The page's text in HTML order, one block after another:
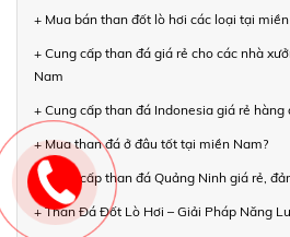
+ Mua bán than đốt lò hơi các loại tại
+ Cung cấp than đá giá rẻ cho các nhà
Nam
+ Cung cấp than đá Indonesia giá rẻ hàng
+ Mua than đá ở đâu tốt tại miền Nam?
+ Cung cấp than đá Quảng Ninh giá rẻ,
+ Than Đá Đốt Lò Hơi – Giải Pháp Năng